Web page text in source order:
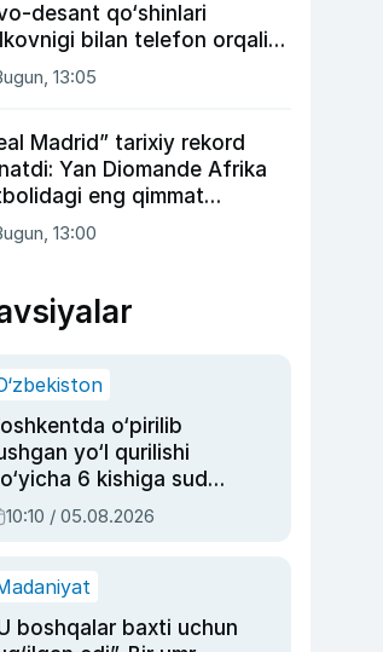
desant qo‘shinlari
bilan telefon orqali
13:05
Madrid” tarixiy rekord
Yan Diomande Afrika
eng qimmat
aylandi
13:00
o‘pirilib
yo‘l qurilishi
6 kishiga sud
o‘qildi
10:10 / 05.08.2026
boshqalar baxti uchun